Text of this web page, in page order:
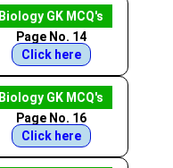
Biology GK MCQ's
Page No. 14
Click here
Biology GK MCQ's
Page No. 16
Click here